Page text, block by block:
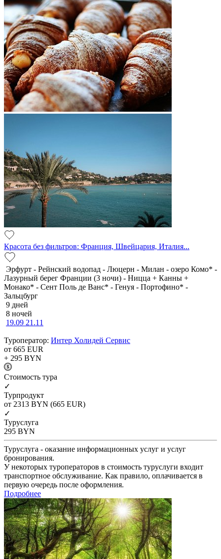
Красота без фильтров: Франция, Швейцария, Италия...
Эрфурт - Рейнский водопад - Люцерн - Милан - озеро Комо* -
Лазурный берег Франции (3 ночи) - Ницца + Канны +
Монако* - Сент Поль де Ванс* - Генуя - Портофино* -
Зальцбург
9 дней
8 ночей
19.09 21.11
Туроператор: Интер Холидей Сервис
от 665 EUR
+ 295 BYN
Cтоимость тура
✓
Турпродукт
от 2313 BYN (665 EUR)
✓
Туруслуга
295 BYN
Туруслуга - оказание информационных услуг и услуг
бронирования.
У некоторых туроператоров в стоимость туруслуги входит
транспортное обслуживание. Как правило, оплачивается в
первую очередь после оформления.
Подробнее